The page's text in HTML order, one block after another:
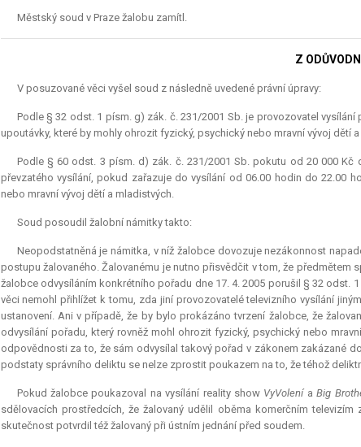
Městský soud v Praze žalobu zamítl.
Z
V posuzované věci vyšel soud z následně uvedené právní úpravy:
Podle § 32 odst. 1 písm. g) zák. č. 231/2001 Sb. je provozovatel
upoutávky, které by mohly ohrozit fyzický, psychický nebo mravní vývoj dětí
Podle § 60 odst. 3 písm. d) zák. č. 231/2001 Sb. pokutu od 20 000
převzatého vysílání, pokud zařazuje do vysílání od 06.00 hodin do 22.00
nebo mravní vývoj dětí a mladistvých.
Soud posoudil žalobní námitky takto:
Neopodstatněná je námitka, v níž žalobce dovozuje nezákonnost
postupu žalovaného. Žalovanému je nutno přisvědčit v tom, že
žalobce odvysíláním konkrétního pořadu dne 17. 4. 2005 porušil § 32 odst.
věci nemohl přihlížet k tomu, zda jiní provozovatelé televizního vysílání
ustanovení. Ani v případě, že by bylo prokázáno tvrzení žalobce, že
odvysílání pořadu, který rovněž mohl ohrozit fyzický, psychický nebo
odpovědnosti za to, že sám odvysílal takový pořad v zákonem zakázané
podstaty správního deliktu se nelze zprostit poukazem na to, že téhož
Pokud žalobce poukazoval na vysílání reality show VyVoleníaBig
sdělovacích prostředcích, že žalovaný udělil oběma komerčním
skutečnost potvrdil též žalovaný při ústním jednání před soudem.